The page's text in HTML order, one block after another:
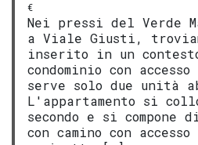
€
Nei pressi del Verde
a Viale Giusti,
inserito in un
condominio con
serve solo due unità
L'appartamento si
secondo e si compone
con camino con